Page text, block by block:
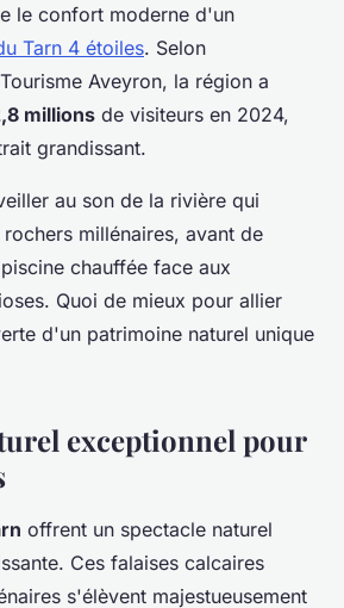
le confort moderne d'un
Tarn 4 étoiles. Selon
Aveyron, la région a
millions de visiteurs en 2024,
grandissant.
au son de la rivière qui
millénaires, avant de
chauffée face aux
Quoi de mieux pour allier
d'un patrimoine naturel unique
exceptionnel pour
offrent un spectacle naturel
Ces falaises calcaires
s'élèvent majestueusement